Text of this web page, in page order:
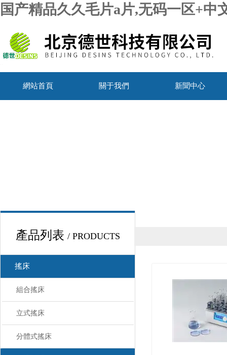
国产精品久久毛片a片,无码一区+
網站首頁 關于我們 新聞中心
產品列表 / PRODUCTS
搖床
組合搖床
立式搖床
分體式搖床